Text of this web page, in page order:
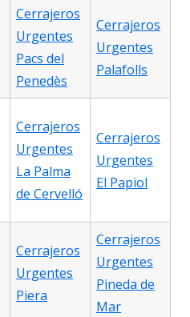
Cerrajeros
Urgentes
Pacs del
Penedès
Cerrajeros
Urgentes
Palafolls
Cerrajeros
Urgentes
La Palma
de Cervelló
Cerrajeros
Urgentes
El Papiol
Cerrajeros
Urgentes
Piera
Cerrajeros
Urgentes
Pineda de
Mar